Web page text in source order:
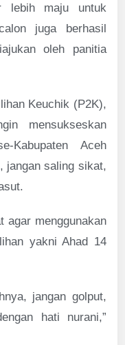
lebih maju untuk
juga berhasil
oleh panitia
Keuchik (P2K),
mensukseskan
Kabupaten Aceh
jangan saling sikat,
agar menggunakan
yakni Ahad 14
jangan golput,
hati nurani,”